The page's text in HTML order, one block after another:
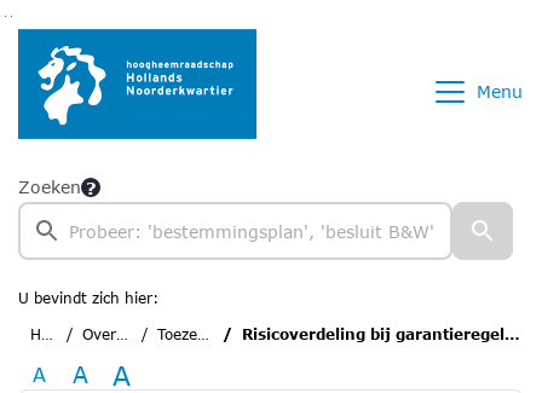
Ga naar de inhoud van deze pagina
Ga naar het zoeken
Ga naar het menu
Menu
Zoeken
U bevindt zich hier:
Home
Overzichten Toezeggingen Risicoverdeling bij garantieregeling nieuwe huisvesting Waterproef
A A A